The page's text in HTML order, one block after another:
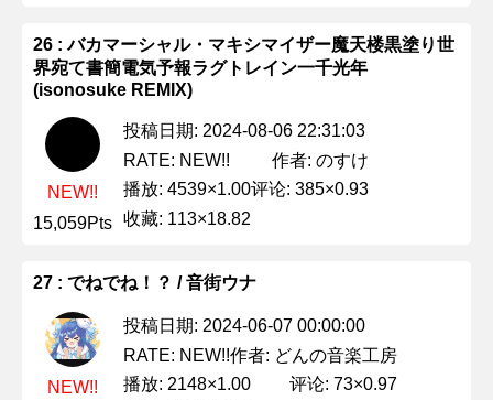
26 : バカマーシャル・マキシマイザー魔天楼黒塗り世
界宛て書簡電気予報ラグトレイン一千光年
(isonosuke REMIX)
NEW!!
15,059Pts
投稿日期: 2024-08-06 22:31:03
RATE: NEW!!
作者: のすけ
播放: 4539×1.00评论: 385×0.93
收藏: 113×18.82
27 : でねでね！？ / 音街ウナ
NEW!!
投稿日期: 2024-06-07 00:00:00
RATE: NEW!!作者: どんの音楽工房
播放: 2148×1.00
评论: 73×0.97